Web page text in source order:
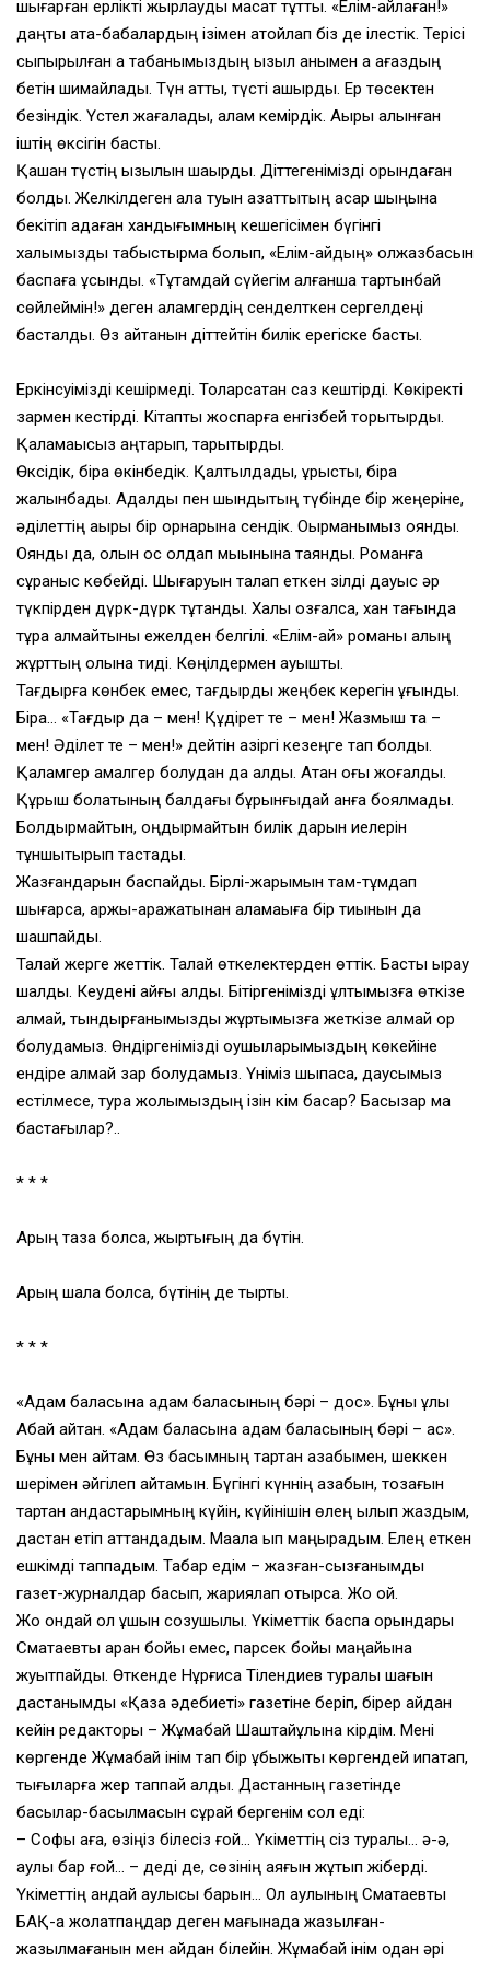
шығарған ерлікті жырлауды мақсат тұттық. «Елім-айлаған!»
даңқты ата-бабалардың ізімен атойлап біз де ілестік. Терісі
сыпырылған ақ табанымыздың қызыл қанымен ақ қағаздың
бетін шимайладық. Түн қаттық, түсті қашырдық. Ер төсектен
безіндік. Үстел жағаладық, қалам кемірдік. Ақыры алқынған
іштің өксігін бастық.
Қашқан түстің қызылын шақырдық. Діттегенімізді орындаған
болдық. Желкілдеген ала туын азаттықтың асқар шыңына
бекітіп қадаған хандығым­ның кешегісімен бүгінгі
халқымызды табыстырмақ болып, «Елім-айдың» қолжазбасын
баспаға ұсындық. «Тұтамдай сүйегім қалғанша тартынбай
сөйлеймін!» деген қаламгердің сенделткен сергелдеңі
басталды. Өз айтқанын діттейтін билік ерегіске басты.
Еркінсуімізді кешірмеді. Толарсақтан саз кештірді. Көкіректі
зармен кестірді. Кітапты жоспарға енгізбей торықтырды.
Қаламақысыз қаңтарып, тарықтырды.
Өксідік, бірақ өкінбедік. Қалтылдадық, құрыстық, бірақ
жалынбадық. Адалдық пен шындықтың түбінде бір жеңеріне,
әділеттің ақыры бір орнарына сендік. Оқырманымыз оянды.
Оянды да, қолын қос қолдап мықынына таянды. Романға
сұраныс көбейді. Шығаруын талап еткен зілді дауыс әр
түкпірден дүрк-дүрк тұтанды. Халық қозғалса, хан тағында
тұра алмайтыны ежелден белгілі. «Елім-ай» романы қалың
жұрттың қолына тиді. Көңілдермен қауышты.
Тағдырға көнбек емес, тағдырды жеңбек керегін ұғындық.
Бірақ… «Тағдыр да – мен! Құдірет те – мен! Жазмыш та –
мен! Әділет те – мен!» дейтін қазіргі кезеңге тап болдық.
Қаламгер амалгер болудан да қалды. Атқан оғы жоғалды.
Құрыш болатының балдағы бұрынғыдай қанға боялмады.
Болдырмайтын, оңдырмайтын билік дарын иелерін
тұншықтырып тастады.
Жазғандарын баспайды. Бірлі-жарымын там-тұмдап
шығарса, қаржы-қаражатынан қаламақыға бір тиынын да
шашпайды.
Талай жерге жеттік. Талай өткелектерден өттік. Басты қырау
шалды. Кеудені қайғы алды. Бітіргенімізді ұлтымызға өткізе
алмай, тындырғанымызды жұртымызға жеткізе алмай қор
болудамыз. Өндіргенімізді оқушыларымыздың көкейіне
ендіре алмай зар болудамыз. Үніміз шықпаса, даусымыз
естілмесе, тура жолымыздың ізін кім басар? Басқызар ма
бастағылар?..
* * *
Арың таза болса, жыртығың да бүтін.
Арың шала болса, бүтінің де тыртық.
* * *
«Адам баласына адам баласының бәрі – дос». Бұны ұлы
Абай айтқан. «Адам баласына адам баласының бәрі – қас».
Бұны мен айтам. Өз басымның тартқан азабымен, шеккен
шерімен әйгілеп айтамын. Бүгінгі күннің азабын, тозағын
тартқан қандастарымның күйін, күйінішін өлең қылып жаздым,
дастан етіп аттандадым. Мақала қып маңырадым. Елең еткен
ешкімді таппадым. Табар едім – жазған-сызғанымды
газет-журналдар басып, жариялап отырса. Жоқ қой.
Жоқ ондай қол ұшын созушылық. Үкіметтік баспа орындары
Сматаевты арқан бойы емес, парсек бойы маңайына
жуытпайды. Өткенде Нұрғиса Тілендиев туралы шағын
дастанымды «Қазақ әдебиеті» газетіне беріп, бірер айдан
кейін редакторы – Жұмабай Шаштайұлына кірдім. Мені
көргенде Жұмабай інім тап бір құбыжықты көргендей қипақтап,
тығыларға жер таппай қалды. Дастанның газетінде
басылар-басылмасын сұрай бергенім сол еді:
– Софы аға, өзіңіз білесіз ғой… Үкіметтің сіз туралы… ә-ә,
қаулы бар ғой… – деді де, сөзінің аяғын жұтып жіберді.
Үкіметтің қандай қаулысы барын… Ол қаулының Сматаевты
БАҚ-қа жолатпаңдар деген мағынада жазылған-
жазылмағанын мен қайдан білейін. Жұмабай інім одан әрі